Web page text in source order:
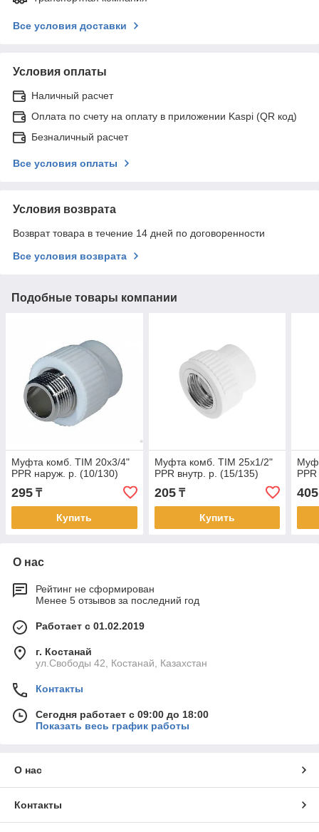
Все условия доставки
Условия оплаты
Наличный расчет
Оплата по счету на оплату в приложении Kaspi (QR код)
Безналичный расчет
Все условия оплаты
Условия возврата
Возврат товара в течение 14 дней по договоренности
Все условия возврата
Подобные товары компании
Муфта комб. TIM 20х3/4"
PPR наруж. р. (10/130)
295 ₸
Купить
Муфта комб. TIM 25х1/2"
PPR внутр. р. (15/135)
205₸
Купить
405
О нас
Рейтинг не сформирован
Менее 5 отзывов за последний год
Работает с 01.02.2019
г. Костанай
ул.Свободы 42, Костанай, Казахстан
Контакты
Сегодня работает с 09:00 до 18:00
Показать весь график работы
О нас
Контакты